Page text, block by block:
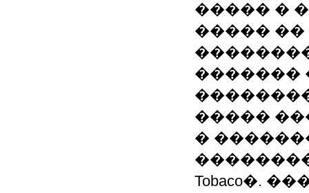
����� �
�����
�������
�����
�
��������
Tobaco�.